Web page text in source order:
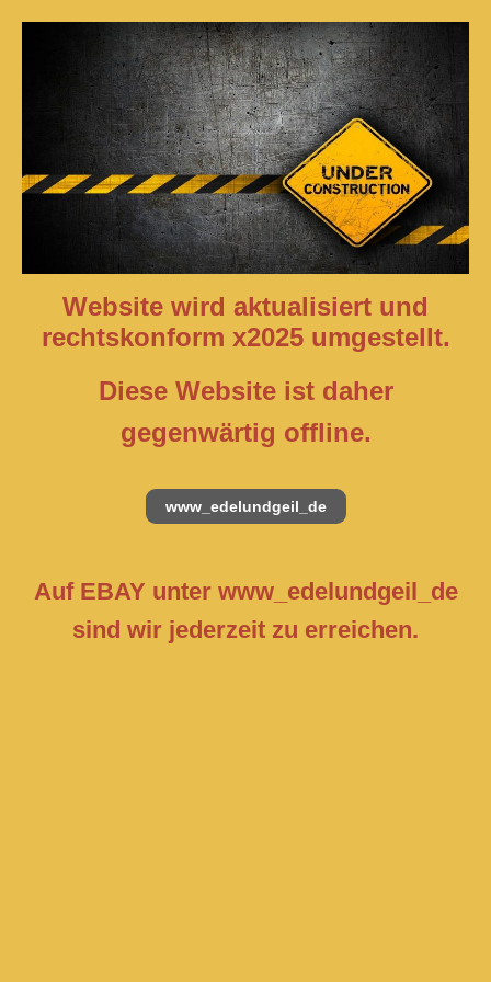
Website wird aktualisiert und
rechtskonform x2025 umgestellt.
Diese Website ist daher
gegenwärtig offline.
www_edelundgeil_de
Auf EBAY unter www_edelundgeil_de
sind wir jederzeit zu erreichen.